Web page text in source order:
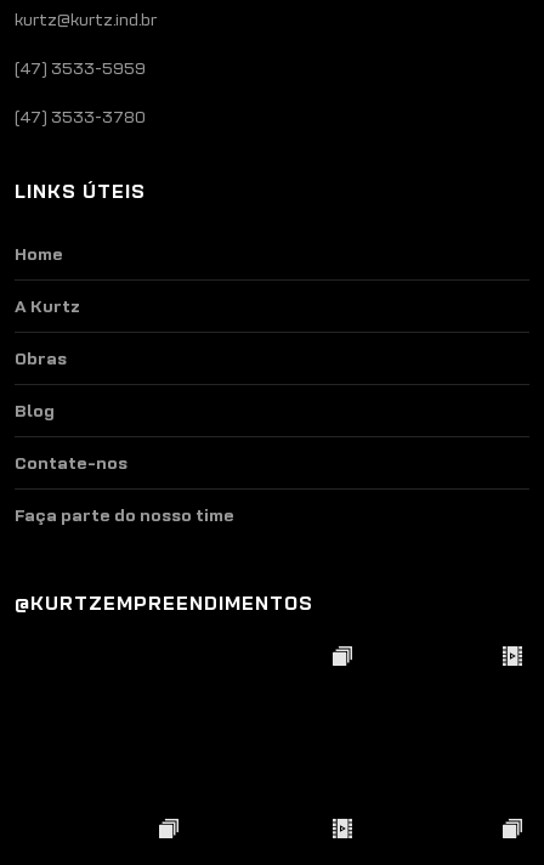
kurtz@kurtz.ind.br
(47) 3533-5959
(47) 3533-3780
LINKS ÚTEIS
Home
A Kurtz
Obras
Blog
Contate-nos
Faça parte do nosso time
@KURTZEMPREENDIMENTOS